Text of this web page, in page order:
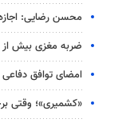
محسن رضایی:
ضربه مغزی بیش از ۷۰۰ نظامی آمریکایی در حملات ایران
امضای توافق
«کشمیری»؛ وقتی